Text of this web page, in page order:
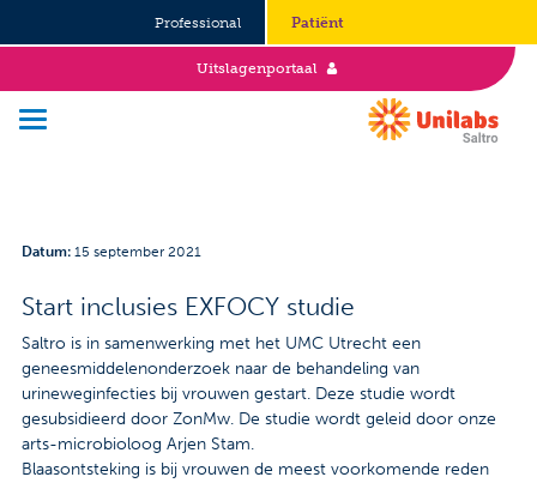
Professional Patiënt
Uitslagenportaal
Duurzaamheid en Good Governance
Werken bij
Stages
Datum: 15 september 2021
Start inclusies EXFOCY studie
Saltro is in samenwerking met het UMC Utrecht een
geneesmiddelenonderzoek naar de behandeling van
urineweginfecties bij vrouwen gestart. Deze studie wordt
gesubsidieerd door ZonMw. De studie wordt geleid door onze
arts-microbioloog Arjen Stam.
Blaasontsteking is bij vrouwen de meest voorkomende reden